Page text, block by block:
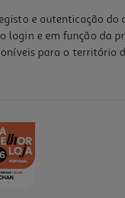
e autenticação do
login e em função da
para o